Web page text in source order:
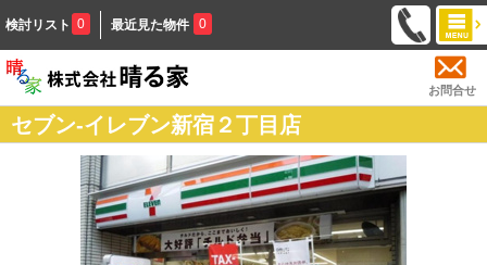
検討リスト 0 最近見た物件 0
お問合せ
セブン-イレブン新宿２丁目店